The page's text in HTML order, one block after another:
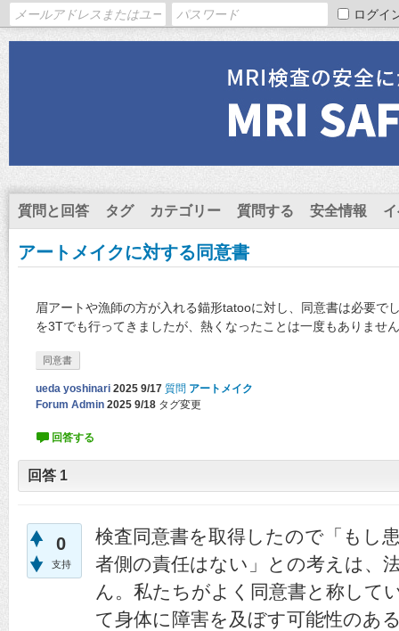
ログイ
質問と回答 タグ カテゴリー 質問する 安全情報
アートメイクに対する同意書
眉アートや漁師の方が入れる錨形tatooに対し、同意書は必要で
を3Tでも行ってきましたが、熱くなったことは一度もありませ
同意書
ueda yoshinari 2025 9/17 質問 アートメイク
Forum Admin 2025 9/18 タグ変更
回答 1
0
支持
検査同意書を取得したので「もし
者側の責任はない」との考えは、
ん。私たちがよく同意書と称して
て身体に障害を及ぼす可能性のあ